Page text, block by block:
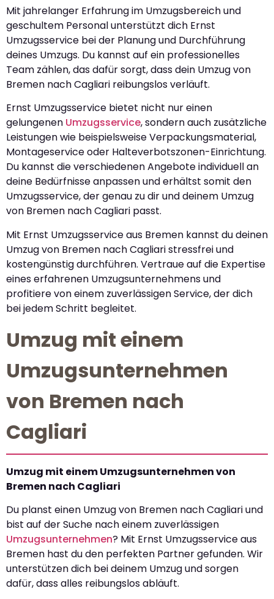
Mit jahrelanger Erfahrung im Umzugsbereich und
geschultem Personal unterstützt dich Ernst
Umzugsservice bei der Planung und Durchführung
deines Umzugs. Du kannst auf ein professionelles
Team zählen, das dafür sorgt, dass dein Umzug von
Bremen nach Cagliari reibungslos verläuft.
Ernst Umzugsservice bietet nicht nur einen
gelungenen Umzugsservice, sondern auch zusätzliche
Leistungen wie beispielsweise Verpackungsmaterial,
Montageservice oder Halteverbotszonen-Einrichtung.
Du kannst die verschiedenen Angebote individuell an
deine Bedürfnisse anpassen und erhältst somit den
Umzugsservice, der genau zu dir und deinem Umzug
von Bremen nach Cagliari passt.
Mit Ernst Umzugsservice aus Bremen kannst du deinen
Umzug von Bremen nach Cagliari stressfrei und
kostengünstig durchführen. Vertraue auf die Expertise
eines erfahrenen Umzugsunternehmens und
profitiere von einem zuverlässigen Service, der dich
bei jedem Schritt begleitet.
Umzug mit einem
Umzugsunternehmen
von Bremen nach
Cagliari
Umzug mit einem Umzugsunternehmen von
Bremen nach Cagliari
Du planst einen Umzug von Bremen nach Cagliari und
bist auf der Suche nach einem zuverlässigen
Umzugsunternehmen? Mit Ernst Umzugsservice aus
Bremen hast du den perfekten Partner gefunden. Wir
unterstützen dich bei deinem Umzug und sorgen
dafür, dass alles reibungslos abläuft.